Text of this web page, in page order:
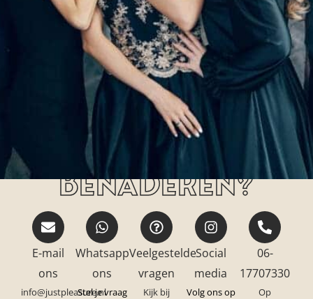
Hoe kan jij ons
benaderen?
E-mail
ons
info@justpleasure.nl
Whatsapp
ons
Stel je vraag
Veelgestelde
vragen
Kijk bij
Social
media
Volg ons op
06-
17707330
Op